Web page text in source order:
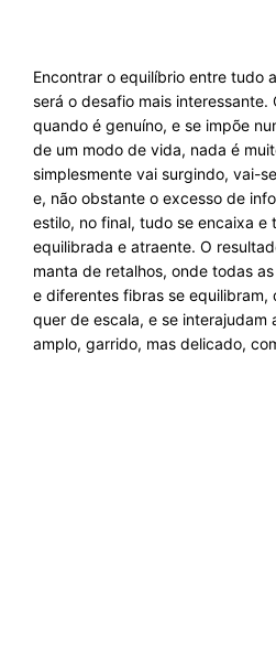
Encontrar o equilíbrio entre tudo
será o desafio mais interessante.
quando é genuíno, e se impõe
de um modo de vida, nada é
simplesmente vai surgindo, vai-
e, não obstante o excesso de
estilo, no final, tudo se encaixa e
equilibrada e atraente. O
manta de retalhos, onde todas
e diferentes fibras se equilibram,
quer de escala, e se interajudam
amplo, garrido, mas delicado,